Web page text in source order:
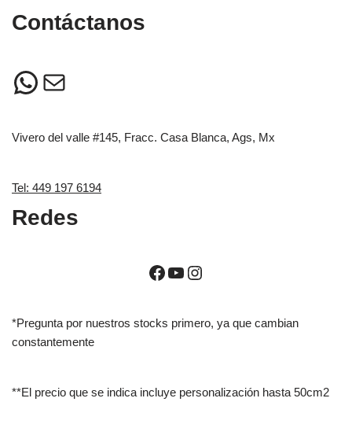
Contáctanos
Vivero del valle #145, Fracc. Casa Blanca, Ags, Mx
Tel: 449 197 6194
Redes
*Pregunta por nuestros stocks primero, ya que cambian
constantemente
**El precio que se indica incluye personalización hasta 50cm2